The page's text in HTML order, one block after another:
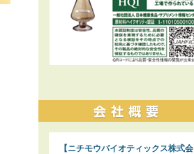
【ニチモウバイオティックス株式会